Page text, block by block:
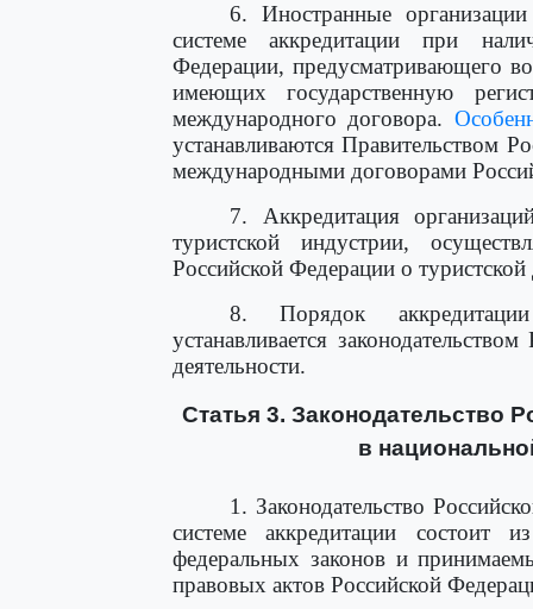
6. Иностранные
системе аккредитации при
Федерации, предусматривающего
имеющих государственную
международного договора.
устанавливаются Правительством
международными договорами
7. Аккредитация
туристской индустрии,
Российской Федерации о туристской
8. Порядок
устанавливается
деятельности.
Статья 3. Законодательство
в
1. Законодательство
системе аккредитации состоит
федеральных законов и
правовых актов Российской